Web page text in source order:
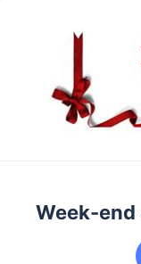
Week-end